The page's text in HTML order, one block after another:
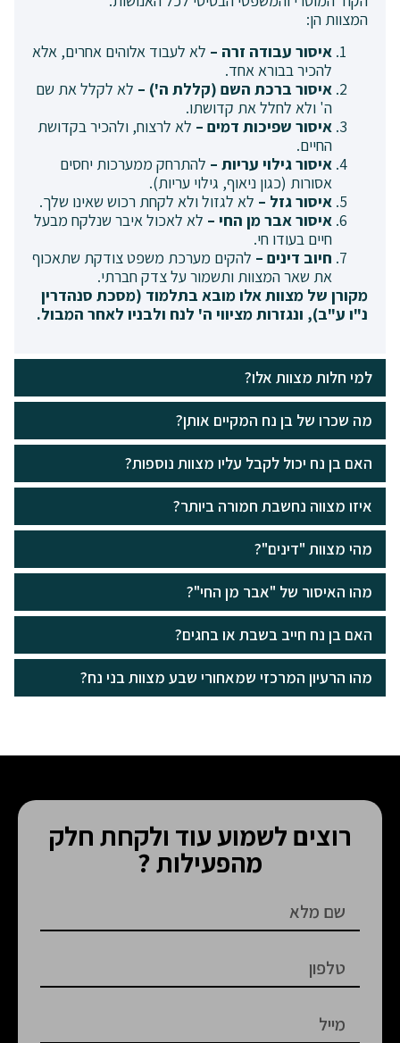
המצוות הן:
איסור עבודה זרה – לא לעבוד אלוהים אחרים, אלא
להכיר בבורא אחד.
איסור ברכת השם (קללת ה') – לא לקלל את שם
ה' ולא לחלל את קדושתו.
איסור שפיכות דמים – לא לרצוח, ולהכיר בקדושת
החיים.
איסור גילוי עריות – להתרחק ממערכות יחסים
אסורות (כגון ניאוף, גילוי עריות).
איסור גזל – לא לגזול ולא לקחת רכוש שאינו שלך.
איסור אבר מן החי – לא לאכול איבר שנלקח מבעל
חיים בעודו חי.
חיוב דינים – להקים מערכת משפט צודקת שתאכוף
את שאר המצוות ותשמור על צדק חברתי.
מקורן של מצוות אלו מובא בתלמוד (מסכת סנהדרין
נ"ו ע"ב), ונגזרות מציווי ה' לנח ולבניו לאחר המבול.
למי חלות מצוות אלו?
מה שכרו של בן נח המקיים אותן?
האם בן נח יכול לקבל עליו מצוות נוספות?
איזו מצווה נחשבת חמורה ביותר?
מהי מצוות "דינים"?
מהו האיסור של "אבר מן החי"?
האם בן נח חייב בשבת או בחגים?
מהו הרעיון המרכזי שמאחורי שבע מצוות בני נח?
רוצים לשמוע עוד ולקחת חלק
מהפעילות ?